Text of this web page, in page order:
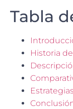
Tabla
Historia